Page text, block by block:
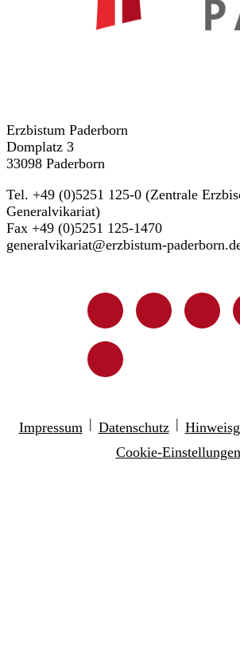
Erzbistum Paderborn
Domplatz 3
33098 Paderborn
Tel. +49 (0)5251 125-0 (Zentrale
Generalvikariat)
Fax +49 (0)5251 125-1470
generalvikariat@erzbistum-
Impressum | Datenschutz |
Cookie-Einstellungen